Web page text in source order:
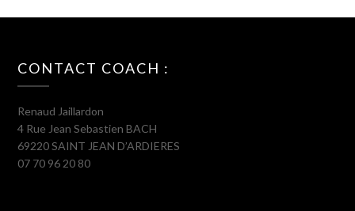
CONTACT COACH :
Renaud Jaillardon
4 Rue Jean Sebastien BACH
69220 SAINT JEAN D’ARDIERES
07 70 96 20 80